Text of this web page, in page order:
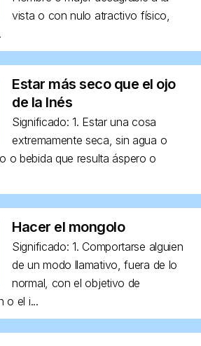
vista o con nulo atractivo físico,
Estar más seco que el ojo
de la Inés
Significado: 1. Estar una cosa
extremamente seca, sin agua o
o bebida que resulta áspero o
Hacer el mongolo
Significado: 1. Comportarse alguien
de un modo llamativo, fuera de lo
normal, con el objetivo de
o el i...